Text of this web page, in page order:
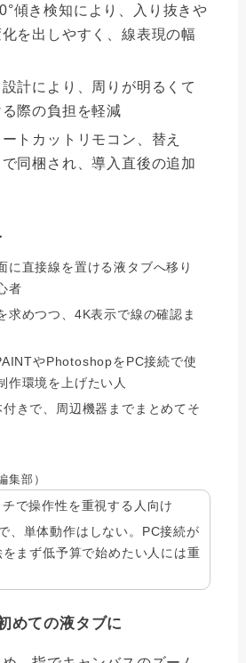
傾き検知により、入り抜きや
を出しやすく、線表現の幅
計により、周りが明るくて
際の負担を軽減
トカットリモコン、替え
同梱され、導入直後の追加
に直接線を置ける液タブへ移り
者
求めつつ、4K表示で線の確認ま
やPhotoshopをPC接続で使
作環境を上げたい人
きで、周辺機器までまとめてそ
集部）
で操作性を重視する人向け
、単体動作はしない。PC接続が
まず低予算で始めたい人には重
めての液タブに